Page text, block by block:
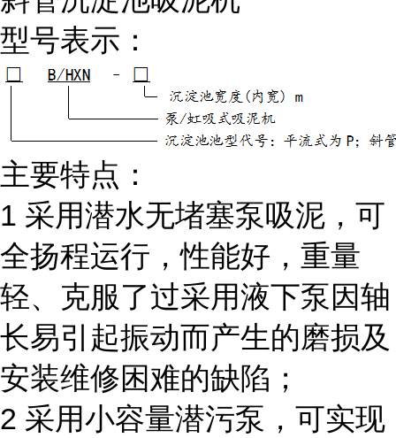
型号表示：
主要特点：
1 采用潜水无堵塞泵吸泥，可
全扬程运行，性能好，重量
轻、克服了过采用液下泵因轴
长易引起振动而产生的磨损及
安装维修困难的缺陷；
2 采用小容量潜污泵，可实现